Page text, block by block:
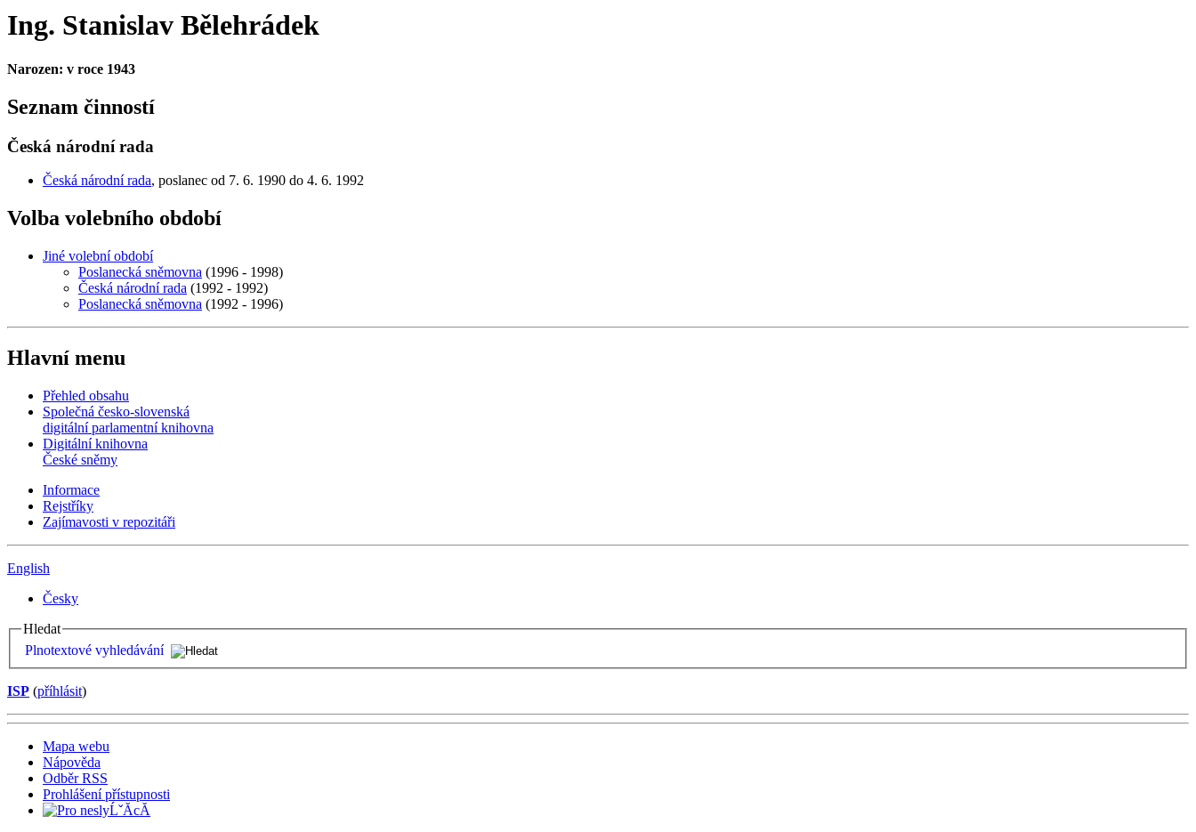
Ing. Stanislav Bělehrádek
Narozen: v roce 1943
Seznam činností
Česká národní rada
Česká národní rada, poslanec od 7. 6. 1990 do 4. 6. 1992
Volba volebního období
Jiné volební období
Poslanecká sněmovna (1996 - 1998)
Česká národní rada (1992 - 1992)
Poslanecká sněmovna (1992 - 1996)
Hlavní menu
Přehled obsahu
Společná česko-slovenská
digitální parlamentní knihovna
Digitální knihovna
České sněmy
Informace
Rejstříky
Zajímavosti v repozitáři
English
Česky
Hledat
Plnotextové vyhledávání
ISP (příhlásit)
Mapa webu
Nápověda
Odběr RSS
Prohlášení přístupnosti